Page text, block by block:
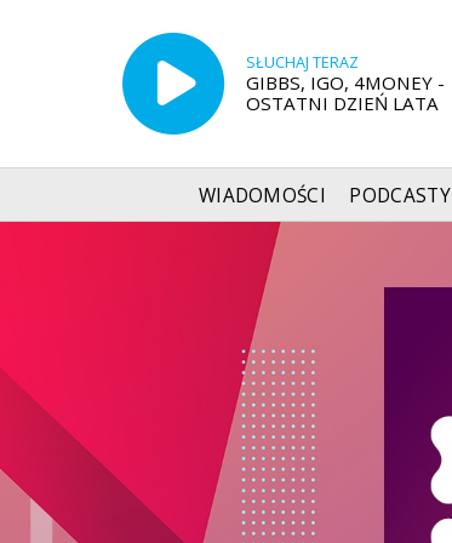
SŁUCHAJ TERAZ
GIBBS, IGO, 4MONEY -
OSTATNI DZIEŃ LATA
WIADOMOŚCI PODCASTY